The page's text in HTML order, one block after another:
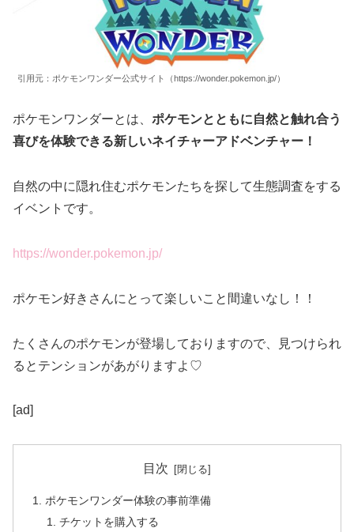
引用元：ポケモンワンダー公式サイト（https://wonder.pokemon.jp/）
ポケモンワンダーとは、 ポケモンとともに自然と触れ合う
喜びを体験できる新しいネイチャーアドベンチャー！
自然の中に隠れ住むポケモンたちを探して生態調査をする
イベントです。
https://wonder.pokemon.jp/
ポケモン好きさんにとって楽しいこと間違いなし！！
たくさんのポケモンが登場しておりますので、見つけられ
るとテンションがあがりますよ♡
[ad]
目次
ポケモンワンダー体験の事前準備
チケットを購入する